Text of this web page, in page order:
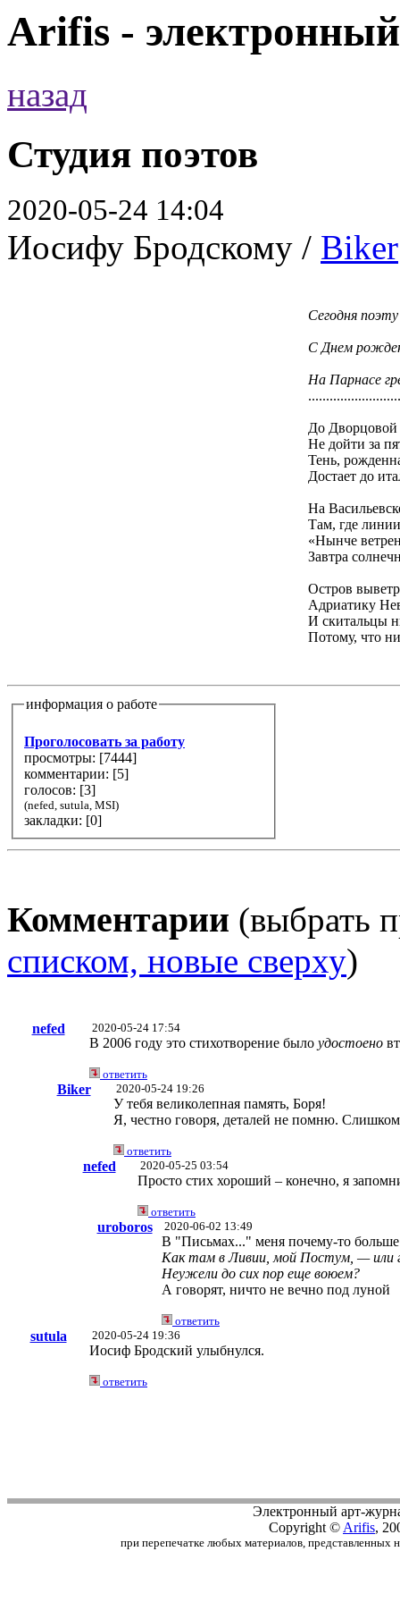
Arifis -
назад
Студия поэтов
2020-05-24 14:04
Иосифу Бродскому / Biker
Сегодня
С Днем
На Парнасе
До Дворцовой
Не дойти за
Тень,
Достает до
На
Там, где
«Нынче
Завтра
Остров
Адриатику
И скитальцы
Потому, что
информация о работе
Проголосовать за работу
просмотры: [7444]
комментарии: [5]
голосов: [3]
(nefed, sutula, MSI)
закладки: [0]
Комментарии (выбрать
списком, новые сверху)
nefed 2020-05-24 17:54
В 2006 году это стихотворение было удостоено
ответить
Biker 2020-05-24 19:26
У тебя великолепная память, Боря!
Я, честно говоря, деталей не помню.
ответить
nefed 2020-05-25 03:54
Просто стих хороший – конечно, я
ответить
uroboros 2020-06-02 13:49
В "Письмах..." меня почему-то больше
Как там в Ливии, мой Постум, — или
Неужели до сих пор еще воюем?
А говорят, ничто не вечно под луной
ответить
sutula 2020-05-24 19:36
Иосиф Бродский улыбнулся.
ответить
Электронный арт-
Copyright © Arifis,
при перепечатке любых материалов, представленных